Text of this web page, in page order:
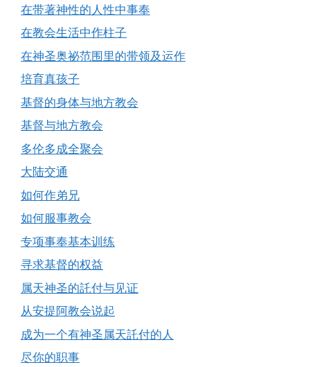
在带著神性的人性中事奉
在教会生活中作柱子
在神圣奥祕范围里的带领及运作
培育真孩子
基督的身体与地方教会
基督与地方教会
多伦多成全聚会
大陆交通
如何作弟兄
如何服事教会
专项事奉基本训练
寻求基督的权益
属天神圣的託付与见证
从安提阿教会说起
成为一个有神圣属天託付的人
尽你的职事